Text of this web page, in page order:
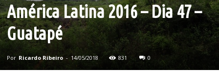
América Latina 2016 – Dia 47 –
Guatapé
Por Ricardo Ribeiro - 14/05/2018 831 0